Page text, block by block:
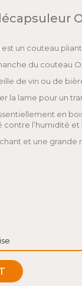
un couteau
du couteau
de vin ou de
la lame pour un
en
l’humidité et
et une grande